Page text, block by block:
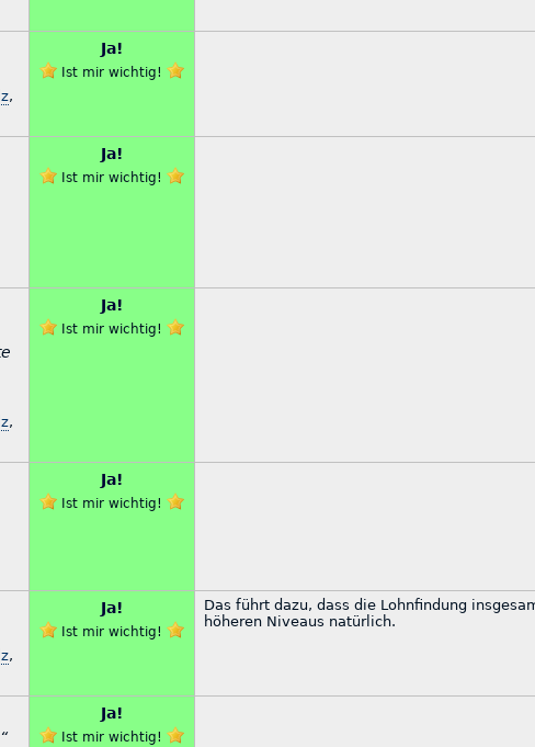
,
Ja!
Ist mir wichtig!
Ja!
Ist mir wichtig!
,
Ja!
Ist mir wichtig!
Ja!
Ist mir wichtig!
,
Ja!
Ist mir wichtig!
Das führt dazu, dass die Lohnfindung
höheren Niveaus natürlich.
Ja!
Ist mir wichtig!